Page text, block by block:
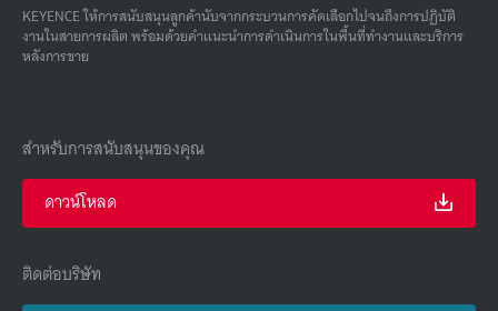
KEYENCE ให้การสนับสนุนลูกค้านับจากกระบวนการคัดเลือกไปจนถึงการปฏิบัติ
งานในสายการผลิต พร้อมด้วยคําแนะนําการดําเนินการในพื้นที่ทํางานและบริการ
หลังการขาย
สำหรับการสนับสนุนของคุณ
ดาวน์โหลด
ติดต่อบริษัท